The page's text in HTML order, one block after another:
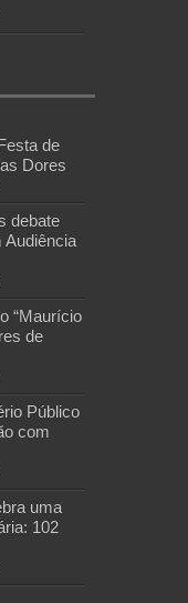
de
Dores
debate
Audiência
“Maurício
de
Público
com
uma
102